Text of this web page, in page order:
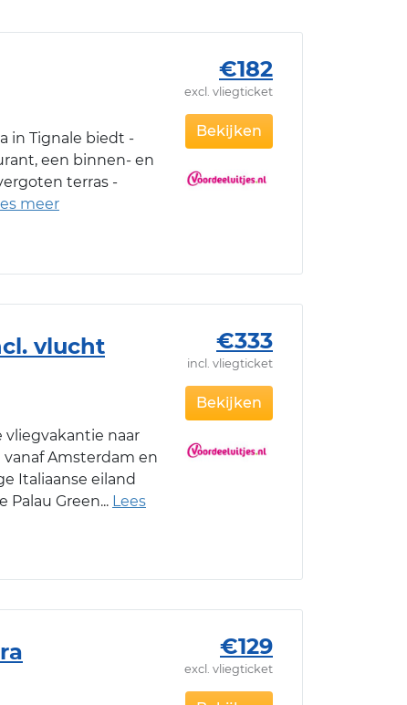
in Tignale biedt -
een binnen- en
terras -
€182
excl. vliegticket
Bekijken
vlucht
vliegvakantie naar
Amsterdam en
Italiaanse eiland
Palau Green
€333
incl. vliegticket
Bekijken
€129
excl. vliegticket